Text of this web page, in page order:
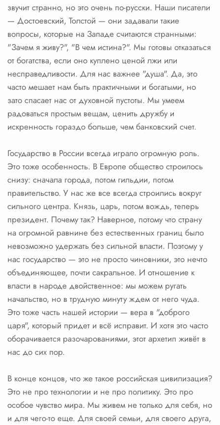
звучит странно, но это очень по-русски. Наши писатели
— Достоевский, Толстой — они задавали такие
вопросы, которые на Западе считаются странными:
"Зачем я живу?", "В чем истина?". Мы готовы отказаться
от богатства, если оно куплено ценой лжи или
несправедливости. Для нас важнее "душа". Да, это
часто мешает нам быть практичными и богатыми, но
зато спасает нас от духовной пустоты. Мы умеем
радоваться простым вещам, ценить дружбу и
искренность гораздо больше, чем банковский счет.
Государство в России всегда играло огромную роль.
Это тоже особенность. В Европе общество строилось
снизу: сначала города, потом гильдии, потом
правительство. У нас же все всегда строились вокруг
сильного центра. Князь, царь, потом вождь, теперь
президент. Почему так? Наверное, потому что страну
на огромной равнине без естественных границ было
невозможно удержать без сильной власти. Поэтому у
нас государство — это не просто чиновники, это нечто
объединяющее, почти сакральное. И отношение к
власти в народе двойственное: мы можем ругать
начальство, но в трудную минуту ждем от него чуда.
Это тоже часть нашей истории — вера в "доброго
царя", который придет и всё исправит. И хотя это часто
оборачивается разочарованиями, этот архетип живёт в
нас до сих пор.
В конце концов, что же такое российская цивилизация?
Это не про технологии и не про политику. Это про
особое чувство мира. Мы живем не только для себя, но
и для чего-то еще. Для своей семьи, для своего друга,